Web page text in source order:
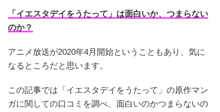
「イエスタデイをうたって」は面白いか、つまらない
のか？
アニメ放送が2020年4月開始ということもあり、気に
なるところだと思います。
この記事では「イエスタデイをうたって」の原作マン
ガに関しての口コミを調べ、面白いのかつまらないの